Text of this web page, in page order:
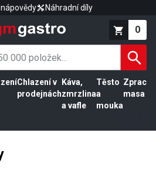
Náhradní díly
0
Chlazení v
prodejnách
Káva,
zmrzlina
a vafle
Těsto
a
mouka
masa